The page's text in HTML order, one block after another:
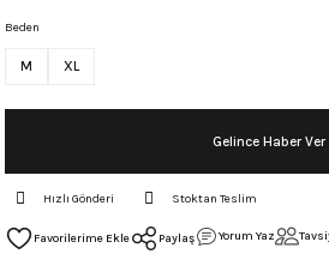
Beden
M XL
Gelince Haber Ver
Hızlı Gönderi Stoktan Teslim
Paylaş Yorum Yaz